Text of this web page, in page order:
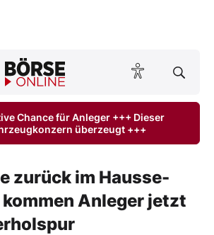
Ausgabe BÖRSE ONLINE lesen
Chance für Anleger +++ Dieser
überzeugt +++
zurück im Hausse-
kommen Anleger jetzt